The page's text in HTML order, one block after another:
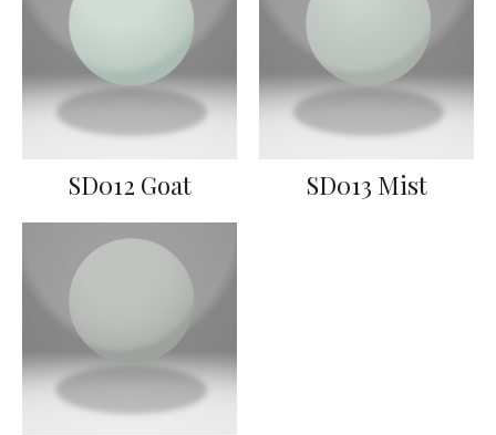
SD012 Goat SD013 Mist